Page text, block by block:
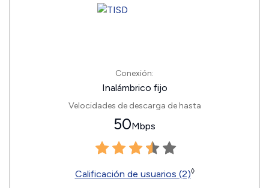
Conexión:
Inalámbrico fijo
Velocidades de descarga de hasta
50Mbps
Calificación de usuarios (2)◊